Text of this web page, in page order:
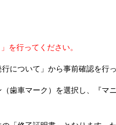
を行ってください。
について」から事前確認を行っ
歯車マーク）を選択し、『マ